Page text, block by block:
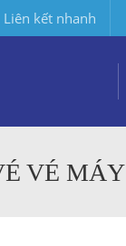
Liên kết nhanh
VÉ